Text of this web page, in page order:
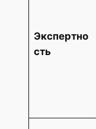
Экспертно
сть